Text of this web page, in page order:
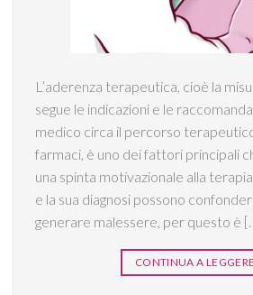
L’aderenza terapeutica, cioè la
segue le indicazioni e le
medico circa il percorso
farmaci, è uno dei fattori principali
una spinta motivazionale alla
e la sua diagnosi possono
generare malessere, per questo è
CONTINUA A LEGGERE